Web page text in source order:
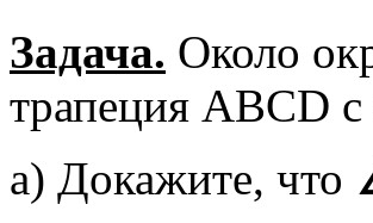
Задача. Около
трапеция ABCD
а) Докажите,